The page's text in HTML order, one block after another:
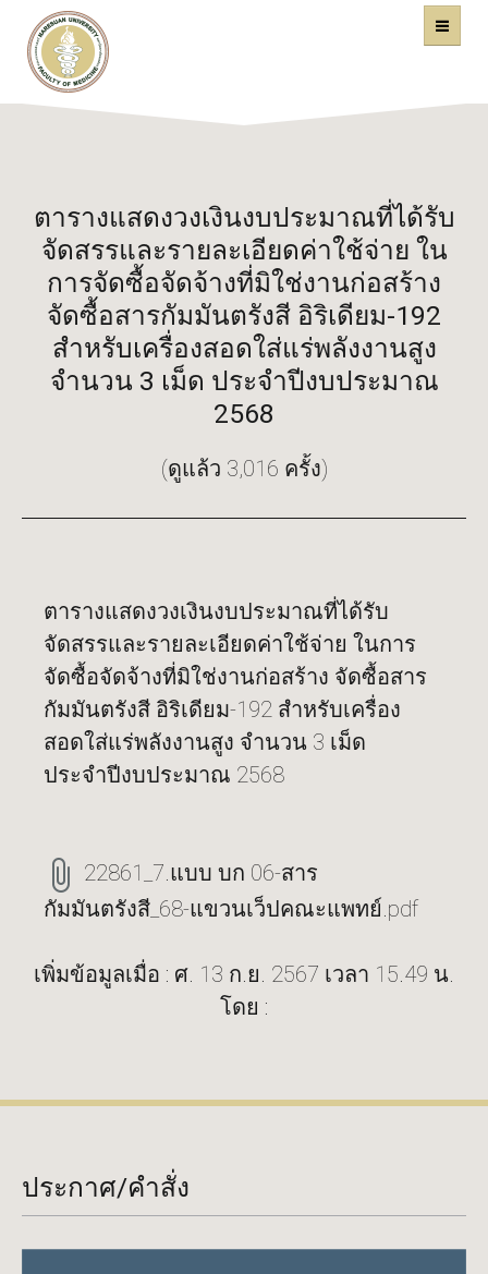
คณะแพทยศาสตร์
ตารางแสดงวงเงินงบประมาณที่ได้รับ
จัดสรรและรายละเอียดค่าใช้จ่าย ใน
การจัดซื้อจัดจ้างที่มิใช่งานก่อสร้าง
จัดซื้อสารกัมมันตรังสี อิริเดียม-192
สำหรับเครื่องสอดใส่แร่พลังงานสูง
จำนวน 3 เม็ด ประจำปีงบประมาณ
2568
(ดูแล้ว 3,016 ครั้ง)
ตารางแสดงวงเงินงบประมาณที่ได้รับ
จัดสรรและรายละเอียดค่าใช้จ่าย ในการ
จัดซื้อจัดจ้างที่มิใช่งานก่อสร้าง จัดซื้อสาร
กัมมันตรังสี อิริเดียม-192 สำหรับเครื่อง
สอดใส่แร่พลังงานสูง จำนวน 3 เม็ด
ประจำปีงบประมาณ 2568
22861_7.แบบ บก 06-สาร
กัมมันตรังสี_68-แขวนเว็ปคณะแพทย์.pdf
เพิ่มข้อมูลเมื่อ : ศ. 13 ก.ย. 2567 เวลา 15.49 น.
โดย :
ประกาศ/คำสั่ง